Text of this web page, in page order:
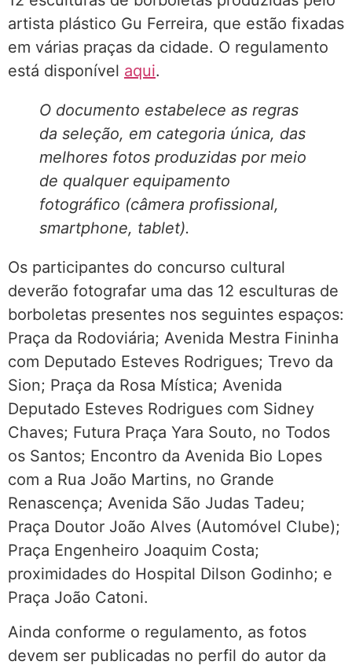
artista plástico Gu Ferreira, que estão fixadas
em várias praças da cidade. O regulamento
está disponível aqui.
O documento estabelece as regras
da seleção, em categoria única, das
melhores fotos produzidas por meio
de qualquer equipamento
fotográfico (câmera profissional,
smartphone, tablet).
Os participantes do concurso cultural
deverão fotografar uma das 12 esculturas de
borboletas presentes nos seguintes espaços:
Praça da Rodoviária; Avenida Mestra Fininha
com Deputado Esteves Rodrigues; Trevo da
Sion; Praça da Rosa Mística; Avenida
Deputado Esteves Rodrigues com Sidney
Chaves; Futura Praça Yara Souto, no Todos
os Santos; Encontro da Avenida Bio Lopes
com a Rua João Martins, no Grande
Renascença; Avenida São Judas Tadeu;
Praça Doutor João Alves (Automóvel Clube);
Praça Engenheiro Joaquim Costa;
proximidades do Hospital Dilson Godinho; e
Praça João Catoni.
Ainda conforme o regulamento, as fotos
devem ser publicadas no perfil do autor da